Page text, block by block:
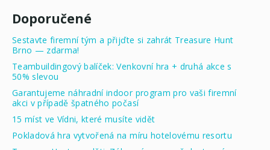
Doporučené
Sestavte firemní tým a přijďte si zahrát Treasure Hunt
Brno — zdarma!
Teambuildingový balíček: Venkovní hra + druhá akce s
50% slevou
Garantujeme náhradní indoor program pro vaši firemní
akci v případě špatného počasí
15 míst ve Vídni, které musíte vidět
Pokladová hra vytvořená na míru hotelovému resortu